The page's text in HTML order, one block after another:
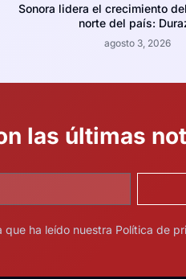
Sonora lidera el crecimiento
norte del país:
agosto 3, 2026
las últimas
ha leído nuestra Política de